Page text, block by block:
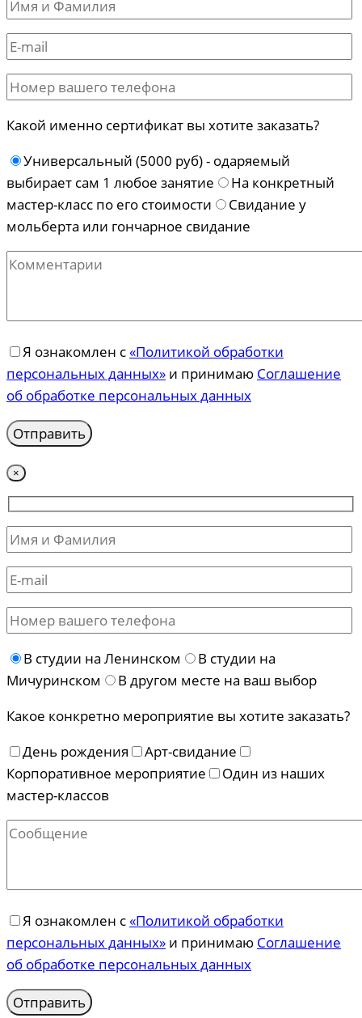
Какой именно сертификат вы хотите заказать?
Универсальный (5000 руб) - одаряемый
выбирает сам 1 любое занятие
На конкретный
мастер-класс по его стоимости
Свидание у
мольберта или гончарное свидание
Я ознакомлен с«Политикой обработки
персональных данных» и принимаю Соглашение
об обработке персональных данных
×
В студии на Ленинском
В студии на
Мичуринском
В другом месте на ваш выбор
Какое конкретно мероприятие вы хотите заказать?
День рождения
Арт-свидание
Корпоративное мероприятие
Один из наших
мастер-классов
Я ознакомлен с«Политикой обработки
персональных данных» и принимаю Соглашение
об обработке персональных данных